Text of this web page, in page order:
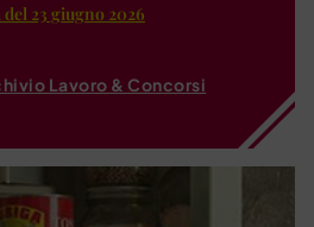
23 giugno 2026
Lavoro & Concorsi